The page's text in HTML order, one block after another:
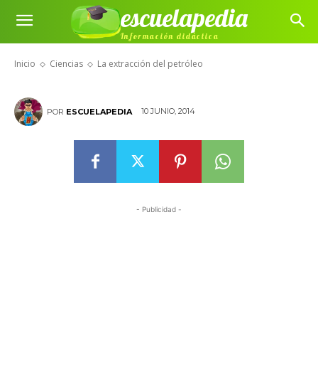
escuelapedia
Información didáctica
Inicio Ciencias La extracción del petróleo
La extracción del petróleo
POR ESCUELAPEDIA 10 JUNIO, 2014
- Publicidad -